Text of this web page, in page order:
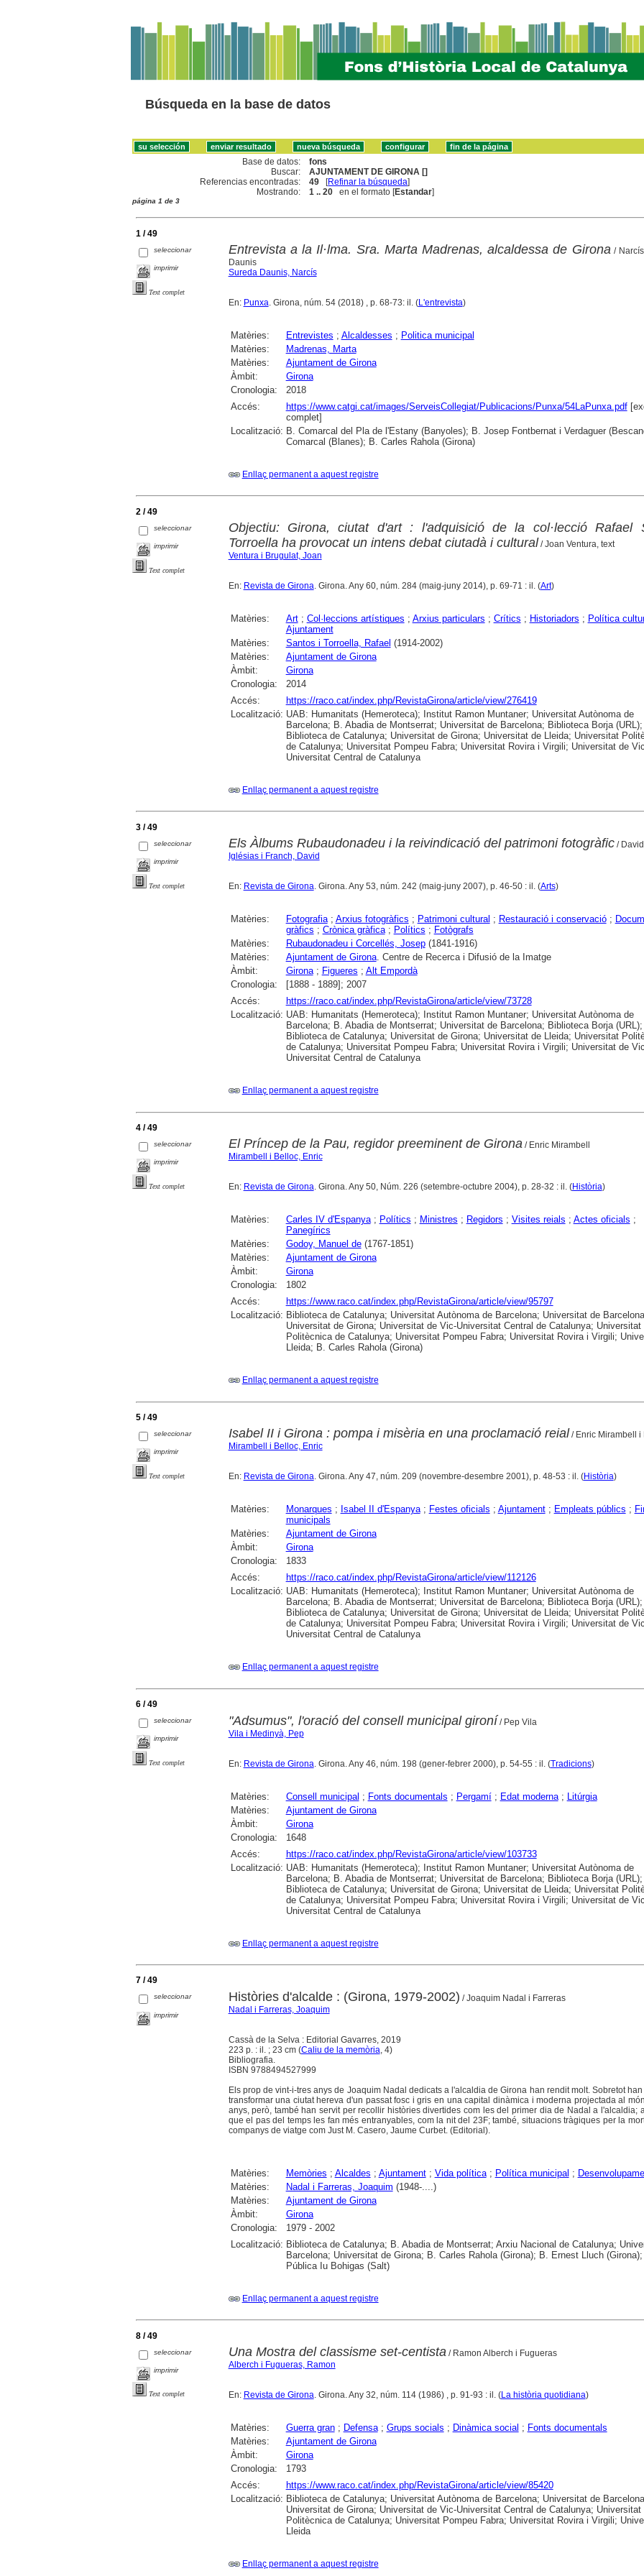
Búsqueda en la base de datos
Base de datos:
fons
Buscar:
AJUNTAMENT DE GIRONA []
Referencias encontradas:
49 [Refinar la búsqueda]
Mostrando:
1 .. 20 en el formato [Estandar]
página 1 de 3
1 / 49
seleccionar
imprimir
Text complet
Entrevista a la Il·lma. Sra. Marta Madrenas, alcaldessa de Girona/
Daunis
Sureda Daunis, Narcís
En: Punxa. Girona, núm. 54 (2018) , p. 68-73: il. (L'entrevista)
Matèries: Entrevistes ; Alcaldesses ; Politica municipal
Matèries:
Madrenas, Marta
Matèries:
Ajuntament de Girona
Àmbit:
Girona
Cronologia:
2018
Accés:
https://www.catgi.cat/images/ServeisCollegiat/Publicacions/Punxa/54LaPunxa.pdf
complet]
Localització: B. Comarcal del Pla de l'Estany (Banyoles); B. Josep Fontbernat i Verdaguer
Comarcal (Blanes); B. Carles Rahola (Girona)
Enllaç permanent a aquest registre
2 / 49
seleccionar
imprimir
Text complet
Objectiu: Girona, ciutat d'art : l'adquisició de la col·lecció Rafael
Torroella ha provocat un intens debat ciutadà i cultural/ Joan Ventura, text
Ventura i Brugulat, Joan
En: Revista de Girona. Girona. Any 60, núm. 284 (maig-juny 2014), p. 69-71 : il. (Art)
Matèries: Art; Col·leccions artístiques ; Arxius particulars ; Crítics ; Historiadors ; Política
Ajuntament
Matèries:
Santos i Torroella, Rafael (1914-2002)
Matèries:
Ajuntament de Girona
Àmbit:
Girona
Cronologia:
2014
Accés:
https://raco.cat/index.php/RevistaGirona/article/view/276419
Localització: UAB: Humanitats (Hemeroteca); Institut Ramon Muntaner; Universitat Autònoma de
Barcelona; B. Abadia de Montserrat; Universitat de Barcelona; Biblioteca Borja (URL);
Biblioteca de Catalunya; Universitat de Girona; Universitat de Lleida; Universitat
de Catalunya; Universitat Pompeu Fabra; Universitat Rovira i Virgili; Universitat de
Universitat Central de Catalunya
Enllaç permanent a aquest registre
3 / 49
seleccionar
imprimir
Text complet
Els Àlbums Rubaudonadeu i la reivindicació del patrimoni fotogràfic/
Iglésias i Franch, David
En: Revista de Girona. Girona. Any 53, núm. 242 (maig-juny 2007), p. 46-50 : il. (Arts)
Matèries: Fotografia; Arxius fotogràfics ; Patrimoni cultural ; Restauració i conservació;
gràfics ; Crònica gràfica; Polítics ; Fotògrafs
Matèries:
Rubaudonadeu i Corcellés, Josep(1841-1916)
Matèries:
Ajuntament de Girona. Centre de Recerca i Difusió de la Imatge
Àmbit:
Girona; Figueres ; Alt Empordà
Cronologia:
[1888 - 1889]; 2007
Accés:
https://raco.cat/index.php/RevistaGirona/article/view/73728
Localització: UAB: Humanitats (Hemeroteca); Institut Ramon Muntaner; Universitat Autònoma de
Barcelona; B. Abadia de Montserrat; Universitat de Barcelona; Biblioteca Borja (URL);
Biblioteca de Catalunya; Universitat de Girona; Universitat de Lleida; Universitat
de Catalunya; Universitat Pompeu Fabra; Universitat Rovira i Virgili; Universitat de
Universitat Central de Catalunya
Enllaç permanent a aquest registre
4 / 49
seleccionar
imprimir
Text complet
El Príncep de la Pau, regidor preeminent de Girona/ Enric Mirambell
Mirambell i Belloc, Enric
En: Revista de Girona. Girona. Any 50, Núm. 226 (setembre-octubre 2004), p. 28-32 : il. (Història)
Matèries: Carles IV d'Espanya; Polítics ; Ministres ; Regidors ; Visites reials ; Actes oficials ;
Panegírics
Matèries:
Godoy, Manuel de(1767-1851)
Matèries:
Ajuntament de Girona
Àmbit:
Girona
Cronologia:
1802
Accés:
https://www.raco.cat/index.php/RevistaGirona/article/view/95797
Localització: Biblioteca de Catalunya; Universitat Autònoma de Barcelona; Universitat de
Universitat de Girona; Universitat de Vic-Universitat Central de Catalunya; Universitat
Politècnica de Catalunya; Universitat Pompeu Fabra; Universitat Rovira i Virgili;
Lleida; B. Carles Rahola (Girona)
Enllaç permanent a aquest registre
5 / 49
seleccionar
imprimir
Text complet
Isabel II i Girona : pompa i misèria en una proclamació reial/ Enric Mirambell i
Mirambell i Belloc, Enric
En: Revista de Girona. Girona. Any 47, núm. 209 (novembre-desembre 2001), p. 48-53 : il. (Història)
Matèries: Monarques ; Isabel II d'Espanya; Festes oficials ; Ajuntament; Empleats públics ;
municipals
Matèries:
Ajuntament de Girona
Àmbit:
Girona
Cronologia:
1833
Accés:
https://raco.cat/index.php/RevistaGirona/article/view/112126
Localització: UAB: Humanitats (Hemeroteca); Institut Ramon Muntaner; Universitat Autònoma de
Barcelona; B. Abadia de Montserrat; Universitat de Barcelona; Biblioteca Borja (URL);
Biblioteca de Catalunya; Universitat de Girona; Universitat de Lleida; Universitat
de Catalunya; Universitat Pompeu Fabra; Universitat Rovira i Virgili; Universitat de
Universitat Central de Catalunya
Enllaç permanent a aquest registre
6 / 49
seleccionar
imprimir
Text complet
"Adsumus", l'oració del consell municipal gironí / Pep Vila
Vila i Medinyà, Pep
En: Revista de Girona . Girona. Any 46, núm. 198 (gener-febrer 2000), p. 54-55 : il. (Tradicions)
Matèries: Consell municipal ; Fonts documentals ; Pergamí; Edat moderna; Litúrgia
Matèries:
Ajuntament de Girona
Àmbit:
Girona
Cronologia:
1648
Accés:
https://raco.cat/index.php/RevistaGirona/article/view/103733
Localització: UAB: Humanitats (Hemeroteca); Institut Ramon Muntaner; Universitat Autònoma de
Barcelona; B. Abadia de Montserrat; Universitat de Barcelona; Biblioteca Borja (URL);
Biblioteca de Catalunya; Universitat de Girona; Universitat de Lleida; Universitat
de Catalunya; Universitat Pompeu Fabra; Universitat Rovira i Virgili; Universitat de
Universitat Central de Catalunya
Enllaç permanent a aquest registre
7 / 49
seleccionar
imprimir
Històries d'alcalde : (Girona, 1979-2002) / Joaquim Nadal i Farreras
Nadal i Farreras, Joaquim
Cassà de la Selva : Editorial Gavarres, 2019
223 p. : il. ; 23 cm (Caliu de la memòria , 4)
Bibliografia.
ISBN 9788494527999
Els prop de vint-i-tres anys de Joaquim Nadal dedicats a l'alcaldia de Girona han rendit molt. Sobretot
transformar una ciutat hereva d'un passat fosc i gris en una capital dinàmica i moderna projectada al
anys, però, també han servit per recollir històries divertides com les del primer dia de Nadal a l'alcaldia;
que el pas del temps les fan més entranyables, com la nit del 23F; també, situacions tràgiques per la
companys de viatge com Just M. Casero, Jaume Curbet. (Editorial).
Matèries: Memòries ; Alcaldes ; Ajuntament; Vida política; Política municipal ;
Matèries:
Nadal i Farreras, Joaquim (1948-....)
Matèries:
Ajuntament de Girona
Àmbit:
Girona
Cronologia:
1979 - 2002
Localització: Biblioteca de Catalunya; B. Abadia de Montserrat; Arxiu Nacional de Catalunya;
Barcelona; Universitat de Girona; B. Carles Rahola (Girona); B. Ernest Lluch (Girona);
Pública Iu Bohigas (Salt)
Enllaç permanent a aquest registre
8 / 49
seleccionar
imprimir
Text complet
Una Mostra del classisme set-centista / Ramon Alberch i Fugueras
Alberch i Fugueras, Ramon
En: Revista de Girona . Girona. Any 32, núm. 114 (1986) , p. 91-93 : il. (La història quotidiana)
Matèries: Guerra gran; Defensa; Grups socials ; Dinàmica social ; Fonts documentals
Matèries:
Ajuntament de Girona
Àmbit:
Girona
Cronologia:
1793
Accés:
https://www.raco.cat/index.php/RevistaGirona/article/view/85420
Localització: Biblioteca de Catalunya; Universitat Autònoma de Barcelona; Universitat de
Universitat de Girona; Universitat de Vic-Universitat Central de Catalunya; Universitat
Politècnica de Catalunya; Universitat Pompeu Fabra; Universitat Rovira i Virgili;
Lleida
Enllaç permanent a aquest registre